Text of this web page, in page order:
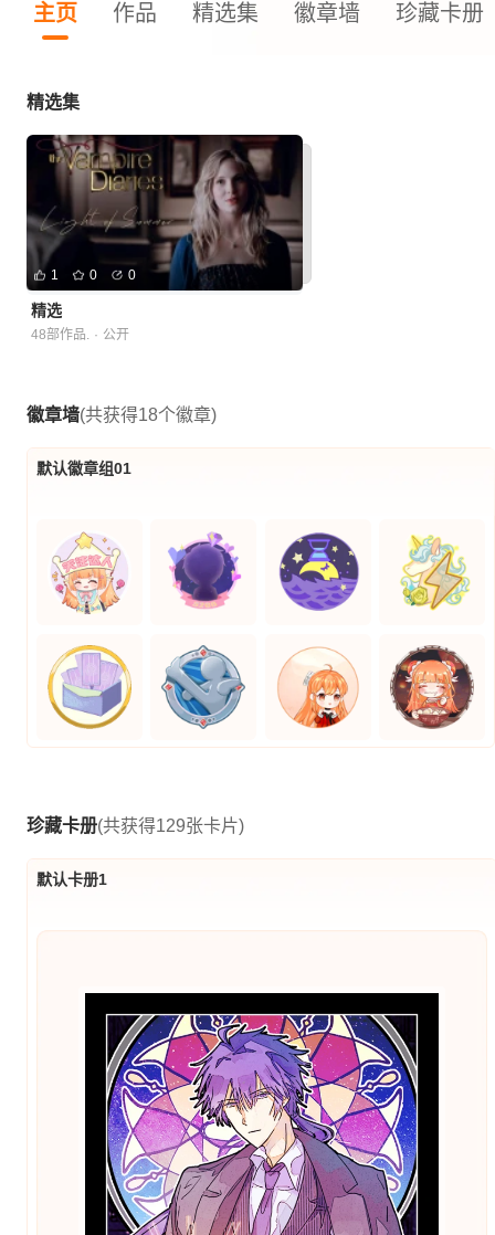
主页 作品 精选集 徽章墙 珍藏卡册
精选集
1 0 0
精选
48部作品. · 公开
徽章墙(共获得18个徽章)
默认徽章组01
珍藏卡册(共获得129张卡片)
默认卡册1